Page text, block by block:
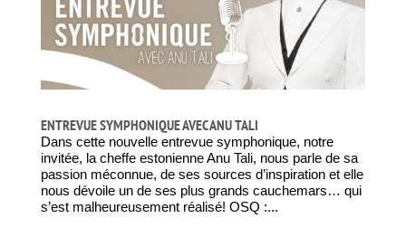
ENTREVUE SYMPHONIQUE AVEC ANU TALI
Dans cette nouvelle entrevue symphonique, notre
invitée, la cheffe estonienne Anu Tali, nous parle de sa
passion méconnue, de ses sources d’inspiration et elle
nous dévoile un de ses plus grands cauchemars… qui
s’est malheureusement réalisé! OSQ :...